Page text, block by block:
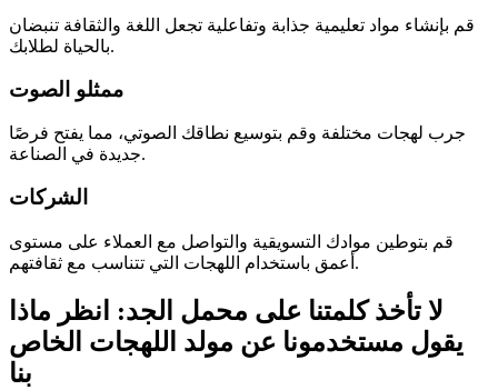
قم بإنشاء مواد تعليمية جذابة وتفاعلية تجعل اللغة والثقافة تنبضان
بالحياة لطلابك.
ممثلو الصوت
جرب لهجات مختلفة وقم بتوسيع نطاقك الصوتي، مما يفتح فرصًا
جديدة في الصناعة.
الشركات
قم بتوطين موادك التسويقية والتواصل مع العملاء على مستوى
أعمق باستخدام اللهجات التي تتناسب مع ثقافتهم.
لا تأخذ كلمتنا على محمل الجد: انظر ماذا
يقول مستخدمونا عن مولد اللهجات الخاص
بنا